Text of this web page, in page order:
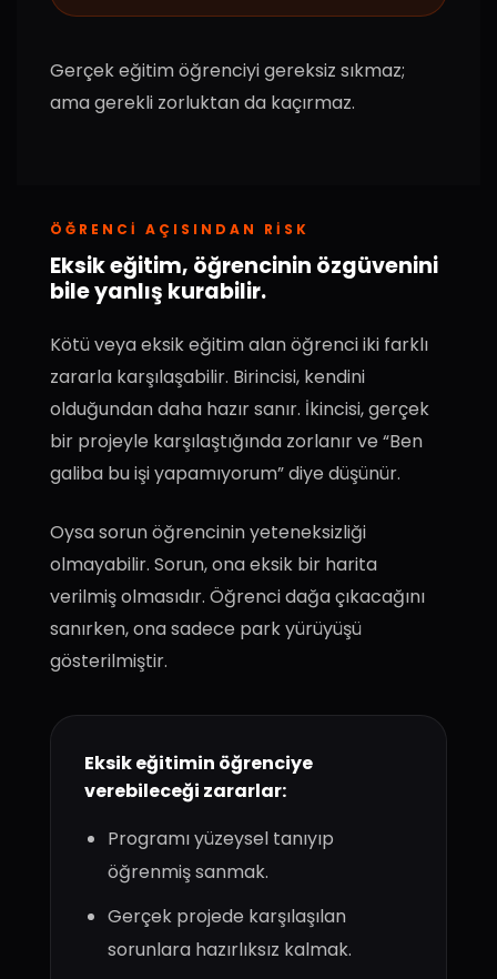
Gerçek eğitim öğrenciyi gereksiz sıkmaz;
ama gerekli zorluktan da kaçırmaz.
ÖĞRENCI AÇISINDAN RISK
Eksik eğitim, öğrencinin özgüvenini
bile yanlış kurabilir.
Kötü veya eksik eğitim alan öğrenci iki farklı
zararla karşılaşabilir. Birincisi, kendini
olduğundan daha hazır sanır. İkincisi, gerçek
bir projeyle karşılaştığında zorlanır ve “Ben
galiba bu işi yapamıyorum” diye düşünür.
Oysa sorun öğrencinin yeteneksizliği
olmayabilir. Sorun, ona eksik bir harita
verilmiş olmasıdır. Öğrenci dağa çıkacağını
sanırken, ona sadece park yürüyüşü
gösterilmiştir.
Eksik eğitimin öğrenciye
verebileceği zararlar:
Programı yüzeysel tanıyıp
öğrenmiş sanmak.
Gerçek projede karşılaşılan
sorunlara hazırlıksız kalmak.